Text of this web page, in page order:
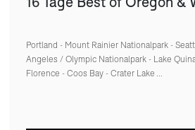
Portland - Mount Rainier Nationalpark -
Angeles / Olympic Nationalpark - Lake
Florence - Coos Bay - Crater Lake ...